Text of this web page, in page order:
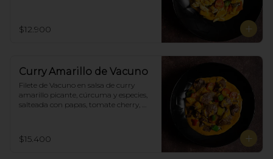
$12.900
Curry Amarillo de Vacuno
Filete de Vacuno en salsa de curry
amarillo picante, cúrcuma y especies,
salteada con papas, tomate cherry,
$15.400